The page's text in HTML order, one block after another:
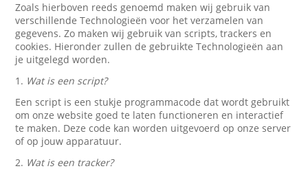
Zoals hierboven reeds genoemd maken wij gebruik van
verschillende Technologieën voor het verzamelen van
gegevens. Zo maken wij gebruik van scripts, trackers en
cookies. Hieronder zullen de gebruikte Technologieën aan
je uitgelegd worden.
1. Wat is een script?
Een script is een stukje programmacode dat wordt gebruikt
om onze website goed te laten functioneren en interactief
te maken. Deze code kan worden uitgevoerd op onze server
of op jouw apparatuur.
2. Wat is een tracker?